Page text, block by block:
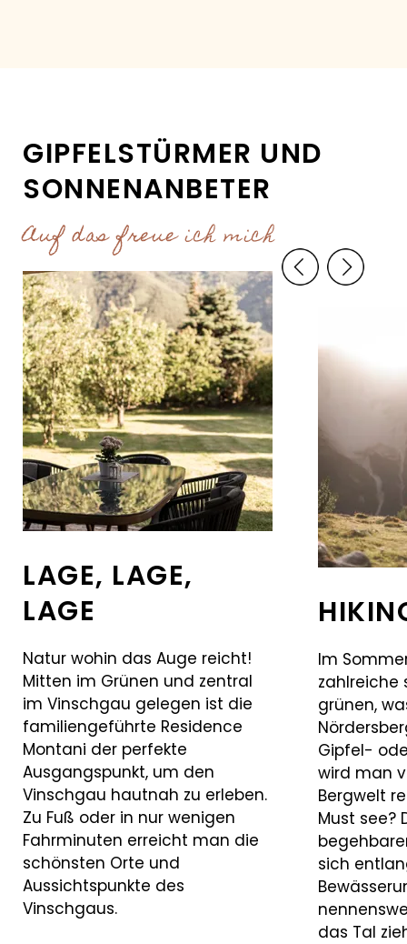
GIPFELSTÜRMER UND
SONNENANBETER
Auf das freue ich mich
LAGE, LAGE,
LAGE
Natur wohin das Auge reicht!
Mitten im Grünen und zentral
im Vinschgau gelegen ist die
familiengeführte Residence
Montani der perfekte
Ausgangspunkt, um den
Vinschgau hautnah zu erleben.
Zu Fuß oder in nur wenigen
Fahrminuten erreicht man die
schönsten Orte und
Aussichtspunkte des
Vinschgaus.
Im
grünen,
Gipfel-
wird man
Bergwelt
Must see?
sich
das Tal